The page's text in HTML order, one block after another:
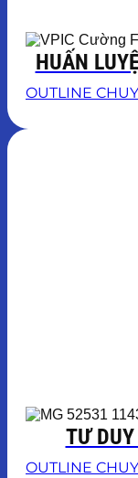
HUẤN
OUTLINE
TƯ
OUTLINE